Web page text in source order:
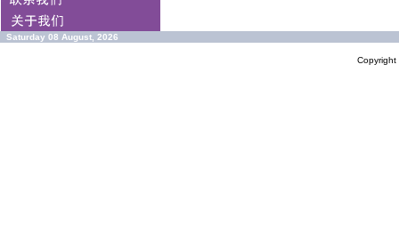
Saturday 08 August, 2026